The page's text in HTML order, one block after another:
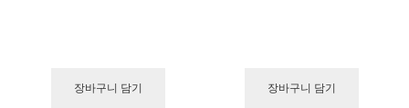
장바구니 담기 장바구니 담기